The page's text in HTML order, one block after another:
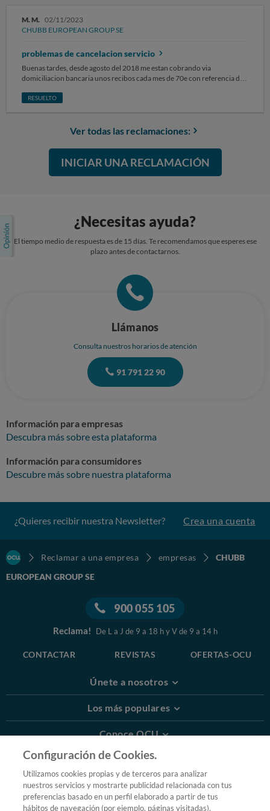
M. M. 02/11/2023
CHUBB EUROPEAN GROUP SE
problemas de cancelacion servicio
Buenas tardes, desde agosto del 2018 me estan cobrando via
domiciliacion bancaria unos recibos cada mes de 70e con referencia de
otro dia y yo no he contratado nada, lo cancele pero me lo vuelven a
denunciare por todos estos años que se han cobrado esa cantidad de
RESUELTO
Ver todas las reclamaciones:
INICIAR UNA RECLAMACIÓN
¿Necesitas ayuda?
El tiempo medio de respuesta es de 15 días. Te recomendamos que esperes ese
plazo antes de contactarnos.
Llámanos
Consulta nuestros horarios de atención
91 791 22 90
Información para empresas
Descubra más sobre esta plataforma
Información para consumidores
Descubre más sobre nuestra plataforma
¿Quieres recibir nuestra Newsletter? Crea una cuenta
Reclamar a una empresa empresas
CHUBB
EUROPEAN GROUP SE
900 055 105
Reclama! De L a J de 9 a 18 h y V de 9 a 14 h
CONTACTAR REVISTAS OFERTAS-OCU
Únete a nosotros
Los más populares
Conoce OCU
Más Información
© 2026 OCU
Condiciones generales de contratación de OCU
Configuración de Cookies.
Utilizamos cookies propias y de terceros para analizar
nuestros servicios y mostrarte publicidad relacionada con tus
preferencias basado en un perfil elaborado a partir de tus
hábitos de navegación (por ejemplo, páginas visitadas).